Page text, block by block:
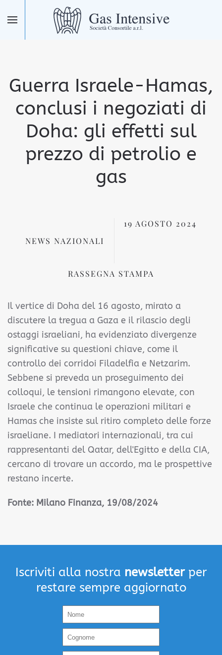
Skip to main content
Guerra Israele-Hamas,
conclusi i negoziati di
Doha: gli effetti sul
prezzo di petrolio e
gas
NEWS NAZIONALI
19 AGOSTO 2024
RASSEGNA STAMPA
Il vertice di Doha del 16 agosto, mirato a
discutere la tregua a Gaza e il rilascio degli
ostaggi israeliani, ha evidenziato divergenze
significative su questioni chiave, come il
controllo dei corridoi Filadelfia e Netzarim.
Sebbene si preveda un proseguimento dei
colloqui, le tensioni rimangono elevate, con
Israele che continua le operazioni militari e
Hamas che insiste sul ritiro completo delle forze
israeliane. I mediatori internazionali, tra cui
rappresentanti del Qatar, dell'Egitto e della CIA,
cercano di trovare un accordo, ma le prospettive
restano incerte.
Fonte: Milano Finanza, 19/08/2024
Iscriviti alla nostra newsletterper
restare sempre aggiornato